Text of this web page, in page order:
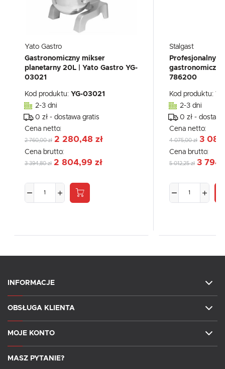
Yato Gastro
Gastronomiczny mikser
planetarny 20L | Yato Gastro YG-
03021
Kod produktu: YG-03021
2-3 dni
0 zł - dostawa gratis
Cena netto:
2 760,00 zł 2 280,48 zł
Cena brutto:
3 394,80 zł 2 804,99 zł
Stalgast
Profesjonalny
786200
Kod produktu:
2-3 dni
0 zł -
Cena netto:
4 075,00 zł 3
Cena brutto:
5 012,25 zł 3
INFORMACJE
OBSŁUGA KLIENTA
MOJE KONTO
MASZ PYTANIE?